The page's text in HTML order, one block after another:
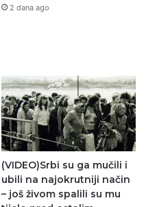
2 dana ago
(VIDEO)Srbi su ga mučili i
ubili na najokrutniji način
– još živom spalili su mu